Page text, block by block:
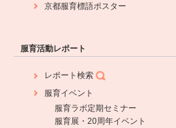
京都服育標語ポスター
服育活動レポート
レポート検索
服育イベント
服育ラボ定期セミナー
服育展・20周年イベント